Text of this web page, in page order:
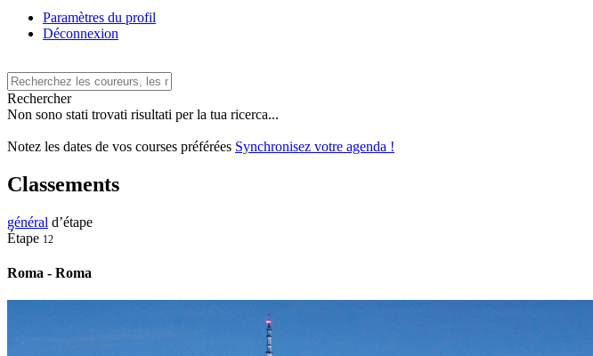
Paramètres du profil
Déconnexion
Rechercher
Non sono stati trovati risultati per la tua ricerca...
Notez les dates de vos courses préférées Synchronisez votre agenda !
Classements
général d’étape
Étape 12
Roma - Roma